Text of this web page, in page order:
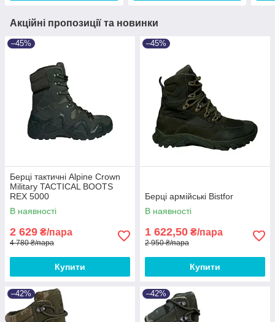
Акційні пропозиції та новинки
–45%
Берці тактичні Alpine Crown
Military TACTICAL BOOTS
REX 5000
В наявності
2 629 ₴/пара
4 780 ₴/пара
Купити
–45%
Берці армійські Bistfor
В наявності
1 622,50 ₴/пара
2 950 ₴/пара
Купити
–42% –42%